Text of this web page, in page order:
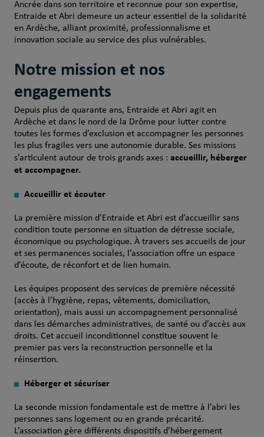
Ancrée dans son territoire et reconnue pour son expertise,
Entraide et Abri demeure un acteur essentiel de la solidarité
en Ardèche, alliant proximité, professionnalisme et
innovation sociale au service des plus vulnérables.
Notre mission et nos
engagements
Depuis plus de quarante ans, Entraide et Abri agit en
Ardèche et dans le nord de la Drôme pour lutter contre
toutes les formes d’exclusion et accompagner les personnes
les plus fragiles vers une autonomie durable. Ses missions
s’articulent autour de trois grands axes : accueillir, héberger
et accompagner.
Accueillir et écouter
La première mission d’Entraide et Abri est d’accueillir sans
condition toute personne en situation de détresse sociale,
économique ou psychologique. À travers ses accueils de jour
et ses permanences sociales, l’association offre un espace
d’écoute, de réconfort et de lien humain.
Les équipes proposent des services de première nécessité
(accès à l’hygiène, repas, vêtements, domiciliation,
orientation), mais aussi un accompagnement personnalisé
dans les démarches administratives, de santé ou d’accès aux
droits. Cet accueil inconditionnel constitue souvent le
premier pas vers la reconstruction personnelle et la
réinsertion.
Héberger et sécuriser
La seconde mission fondamentale est de mettre à l’abri les
personnes sans logement ou en grande précarité.
L’association gère différents dispositifs d’hébergement